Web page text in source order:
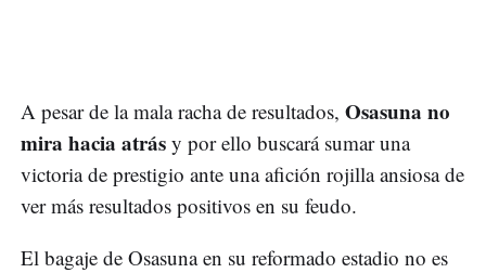
A pesar de la mala racha de resultados, Osasuna no
mira hacia atrás y por ello buscará sumar una
victoria de prestigio ante una afición rojilla ansiosa de
ver más resultados positivos en su feudo.
El bagaje de Osasuna en su reformado estadio no es